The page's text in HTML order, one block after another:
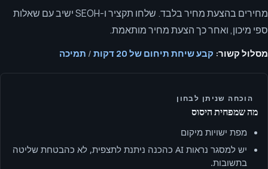
מחירים בהצעת מחיר בלבד. שלחו תקציר ו-SEOH ישיב עם שאלות
ספי מיכון, ואחר כך הצעת מחיר מותאמת.
מסלול קשור: קבע שיחת תיחום של 20 דקות / תמיכה
הוכחה שניתן לבחון
מה שמפחית היסוס
מפת ישויות מיקום
יש למסגר נראות AI כהכנה ניתנת לתצפית, לא כהבטחת שליטה
בתשובות.